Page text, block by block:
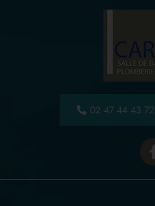
02 47 44 43 72